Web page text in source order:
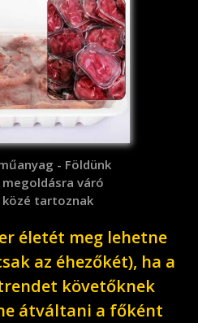
- Földünk
váró
tartoznak
életét meg lehetne
az éhezőkét), ha a
követőknek
átváltani a főként